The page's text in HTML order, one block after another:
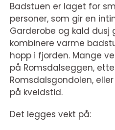
Badstuen er laget for
personer, som gir en
Garderobe og kald dusj
kombinere varme
hopp i fjorden. Mange
på Romsdalseggen,
Romsdalsgondolen,
på kveldstid.
Det legges vekt på: